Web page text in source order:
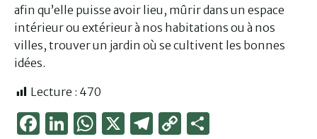
afin qu’elle puisse avoir lieu, mûrir dans un espace
intérieur ou extérieur à nos habitations ou à nos
villes, trouver un jardin où se cultivent les bonnes
idées.
Lecture : 470
Face
Link
Wha
Tele
Cop